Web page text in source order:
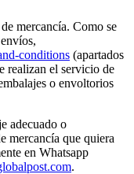
mercancía. Como se
conditions (apartados
realizan el servicio de
o envoltorios
adecuado o
mercancía que quiera
en Whatsapp
.